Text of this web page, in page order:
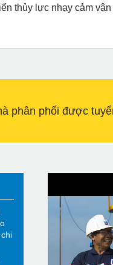
thủy lực nhạy cảm
phân phối được